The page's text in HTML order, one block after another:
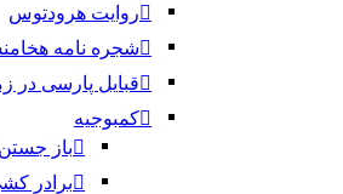
روایت هرودتوس
شجره نامه
قبایل پارسی در
کمبوجیه
باز
برادر